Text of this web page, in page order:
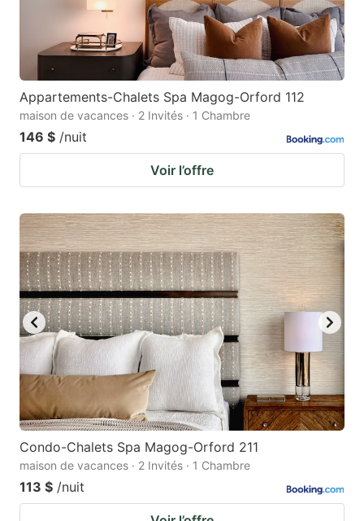
Appartements-Chalets Spa Magog-Orford 112
maison de vacances · 2 Invités · 1 Chambre
146 $ /nuit
Voir l’offre
Condo-Chalets Spa Magog-Orford 211
maison de vacances · 2 Invités · 1 Chambre
113 $ /nuit